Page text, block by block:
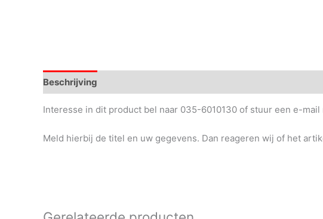
Beschrijving
Interesse in dit product bel naar 035-6010130 of stuur een e-
Meld hierbij de titel en uw gegevens. Dan reageren wij of het